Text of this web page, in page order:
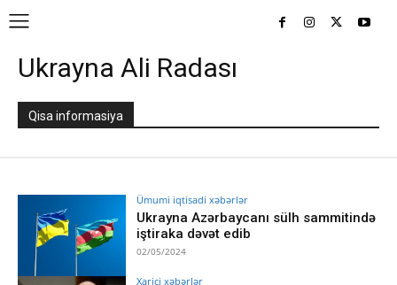
Ukrayna Ali Radası
Qisa informasiya
Ümumi iqtisadi xəbərlər
Ukrayna Azərbaycanı sülh sammitində
iştiraka dəvət edib
02/05/2024
Xarici xəbərlər